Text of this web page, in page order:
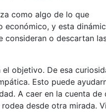
como algo de lo que
económico, y esta
consideran o descartan
objetivo. De esa
Esto puede
A caer en la cuenta de
desde otra mirada.